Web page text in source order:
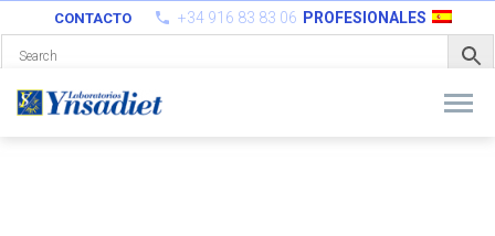
CONTACTO +34 916 83 83 06 PROFESIONALES